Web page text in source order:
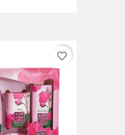
favorite_border